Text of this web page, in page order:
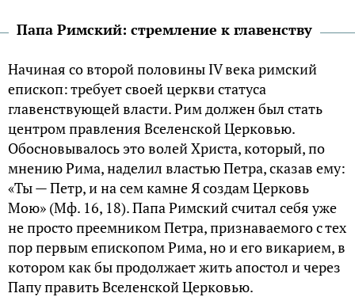
Папа Римский: стремление к главенству
Начиная со второй половины IV века римский
епископ: требует своей церкви статуса
главенствующей власти. Рим должен был стать
центром правления Вселенской Церковью.
Обосновывалось это волей Христа, который, по
мнению Рима, наделил властью Петра, сказав ему:
«Ты — Петр, и на сем камне Я создам Церковь
Мою» (Мф. 16, 18). Папа Римский считал себя уже
не просто преемником Петра, признаваемого с тех
пор первым епископом Рима, но и его викарием, в
котором как бы продолжает жить апостол и через
Папу править Вселенской Церковью.